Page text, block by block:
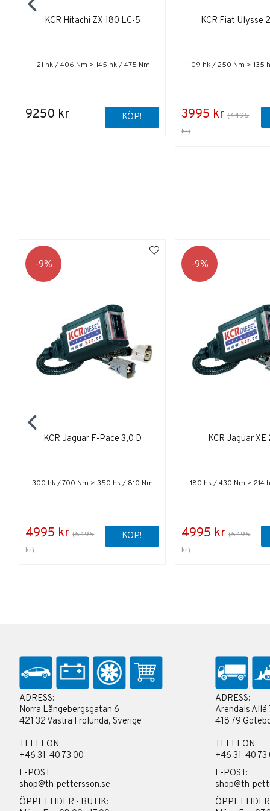
KCR Hitachi ZX 180 LC-5
121 hk / 406 Nm > 145 hk / 475 Nm
9250 kr KÖP!
KCR Fiat Ulysse
109 hk / 250 Nm > 135
3995 kr (4495
kr)
9
KCR Jaguar F-Pace 3,0 D
300 hk / 700 Nm > 350 hk / 810 Nm
4995 kr (5495
kr)
KÖP!
9
KCR Jaguar XE
180 hk / 430 Nm > 214
4995 kr (5495
kr)
ADRESS:
Norra Långebergsgatan 6
421 32 Västra Frölunda, Sverige
TELEFON:
+46 31-40 73 00
E-POST:
shop@th-pettersson.se
ÖPPETTIDER - BUTIK:
ADRESS:
Arendals Allé
418 79
TELEFON:
+46 31-40 73
E-POST:
shop@th-